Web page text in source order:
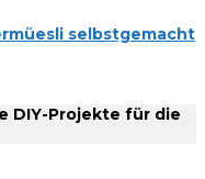
selbstgemacht
DIY-Projekte für die